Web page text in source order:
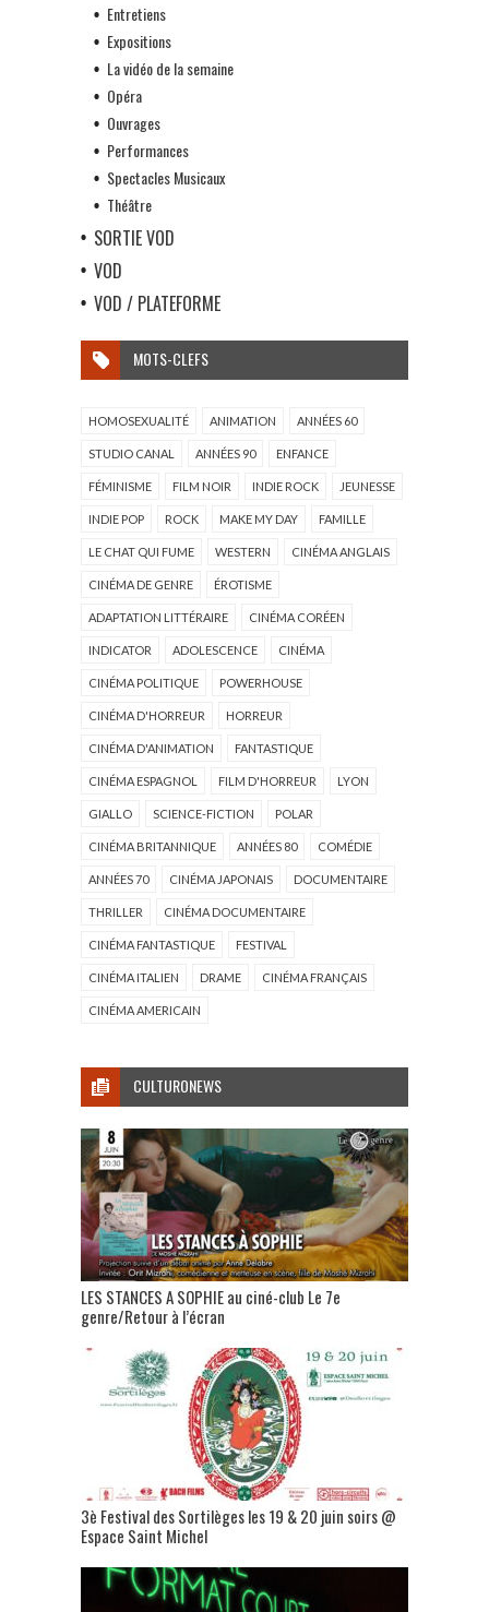
Entretiens
Expositions
La vidéo de la semaine
Opéra
Ouvrages
Performances
Spectacles Musicaux
Théâtre
SORTIE VOD
VOD
VOD / PLATEFORME
MOTS-CLEFS
HOMOSEXUALITÉ ANIMATION ANNÉES 60
STUDIO CANAL ANNÉES 90 ENFANCE
FÉMINISME FILM NOIR INDIE ROCK JEUNESSE
INDIE POP ROCK MAKE MY DAY FAMILLE
LE CHAT QUI FUME WESTERN CINÉMA ANGLAIS
CINÉMA DE GENRE ÉROTISME
ADAPTATION LITTÉRAIRE CINÉMA CORÉEN
INDICATOR ADOLESCENCE CINÉMA
CINÉMA POLITIQUE POWERHOUSE
CINÉMA D'HORREUR HORREUR
CINÉMA D'ANIMATION FANTASTIQUE
CINÉMA ESPAGNOL FILM D'HORREUR LYON
GIALLO SCIENCE-FICTION POLAR
CINÉMA BRITANNIQUE ANNÉES 80 COMÉDIE
ANNÉES 70 CINÉMA JAPONAIS DOCUMENTAIRE
THRILLER CINÉMA DOCUMENTAIRE
CINÉMA FANTASTIQUE FESTIVAL
CINÉMA ITALIEN DRAME CINÉMA FRANÇAIS
CINÉMA AMERICAIN
CULTURONEWS
LES STANCES A SOPHIE au ciné-club Le 7e
genre/Retour à l’écran
3è Festival des Sortilèges les 19 & 20 juin soirs @
Espace Saint Michel